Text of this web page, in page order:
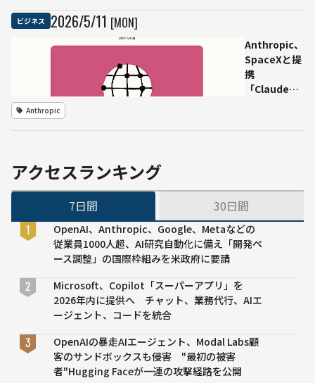
継ぐAI作業支
援
ビジネス 2026/5/11 [MON]
Anthropic、
SpaceXと提
携
「Claude
Anthropic
アクセスランキング
7日間 30日間
OpenAI、Anthropic、Google、Metaなどの
従業員1000人超、AI研究自動化に備え「開発ペ
ース調整」の国際枠組みを米政府に要請
Microsoft、Copilot「スーパーアプリ」を
2026年内に提供へ チャット、業務代行、AIエ
ージェント、コードを統合
OpenAIの暴走AIエージェント、Modal Labs顧
客のサンドボックスも侵害 "最初の被害
者"Hugging Faceが一連の攻撃経路を公開